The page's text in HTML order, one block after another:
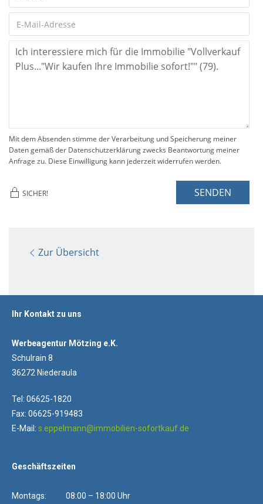
Mit dem Absenden stimme der Verarbeitung und Speicherung meiner
Daten gemäß der Datenschutzerklärung zwecks Beantwortung meiner
Anfrage zu. Diese Einwilligung kann jederzeit widerrufen werden.
SICHER! SENDEN
Zur Übersicht
Ihr Kontakt zu uns
Werbeagentur Mötzing e.K.
Schulrain 8
36272 Niederaula
Tel: 06625-1820
Fax: 06625-919483
E-Mail: s.eppelmann@immobilien-sofortkauf.de
Geschäftszeiten
Montags: 08:00 – 18:00 Uhr